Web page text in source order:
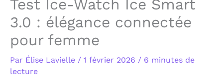
Test Ice-Watch Ice Smart
3.0 : élégance connectée
pour femme
Par Élise Lavielle / 1 février 2026 / 6 minutes de
lecture